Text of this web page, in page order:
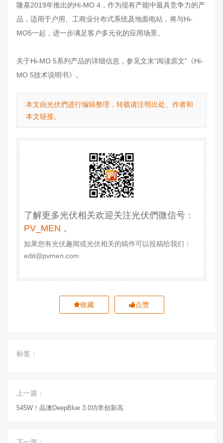
隆基2019年推出的Hi-MO 4，作为现有产能中最具竞争力的产
品，适用于户用、工商业分布式系统及地面电站，将与Hi-
MO5一起，进一步满足客户多元化的应用场景。
关于Hi-MO 5系列产品的详细信息，参见文末“阅读原文”《Hi-
MO 5技术说明书》。
本文由光伏們进行编辑整理，转载请注明出处、作者和
本文链接。
了解更多光伏相关欢迎关注光伏們微信号 ：
PV_MEN ，
如果您有光伏趣闻或光伏相关的稿件可以投稿给我们：
edit@pvmen.com
收藏 点赞
标签：
上一篇：
545W！晶澳DeepBlue 3.0功率创新高